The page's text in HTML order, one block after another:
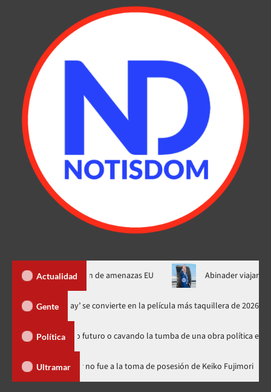
Actualidad
al fin de amenazas EU Abinader viajará a Colombia
Gente
‘Spider-Man: Brand New Day’ se convierte en la película más
Política
futuro o cavando la tumba de una obra política exitosa”
Ultramar Luis Abinader no fue a la toma de posesión de Keiko